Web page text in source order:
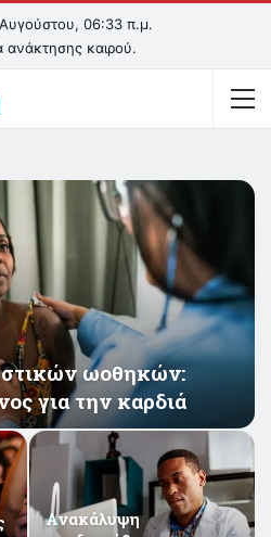
06:33 π.μ.
ανάκτησης καιρού.
ωοθηκών:
για την καρδιά
Ανακάλυψη